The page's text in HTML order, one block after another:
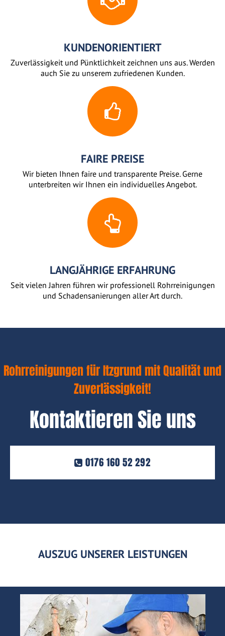
KUNDENORIENTIERT
Zuverlässigkeit und Pünktlichkeit zeichnen uns aus. Werden
auch Sie zu unserem zufriedenen Kunden.
FAIRE PREISE
Wir bieten Ihnen faire und transparente Preise. Gerne
unterbreiten wir Ihnen ein individuelles Angebot.
LANGJÄHRIGE ERFAHRUNG
Seit vielen Jahren führen wir professionell Rohrreinigungen
und Schadensanierungen aller Art durch.
Rohrreinigungen für Itzgrund mit Qualität und
Zuverlässigkeit!
Kontaktieren Sie uns
0176 160 52 292
AUSZUG UNSERER LEISTUNGEN